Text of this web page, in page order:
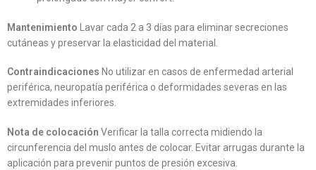
Mantenimiento Lavar cada 2 a 3 días para eliminar secreciones
cutáneas y preservar la elasticidad del material.
Contraindicaciones No utilizar en casos de enfermedad arterial
periférica, neuropatía periférica o deformidades severas en las
extremidades inferiores.
Nota de colocación Verificar la talla correcta midiendo la
circunferencia del muslo antes de colocar. Evitar arrugas durante la
aplicación para prevenir puntos de presión excesiva.